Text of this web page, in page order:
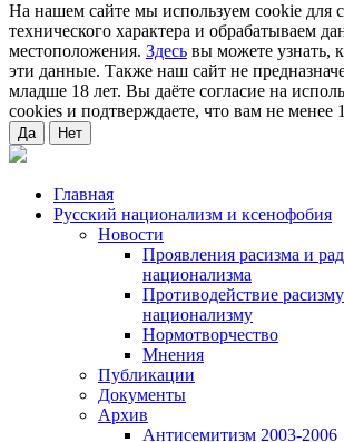
На нашем сайте мы используем cookie для
технического характера и обрабатываем
местоположения. Здесь вы можете узнать,
эти данные. Также наш сайт не
младше 18 лет. Вы даёте согласие на
cookies и подтверждаете, что вам не менее
Да Нет
Главная
Русский национализм и ксенофобия
Новости
Проявления расизма и
национализма
Противодействие
национализму
Нормотворчество
Мнения
Публикации
Документы
Архив
Антисемитизм 2003-2006